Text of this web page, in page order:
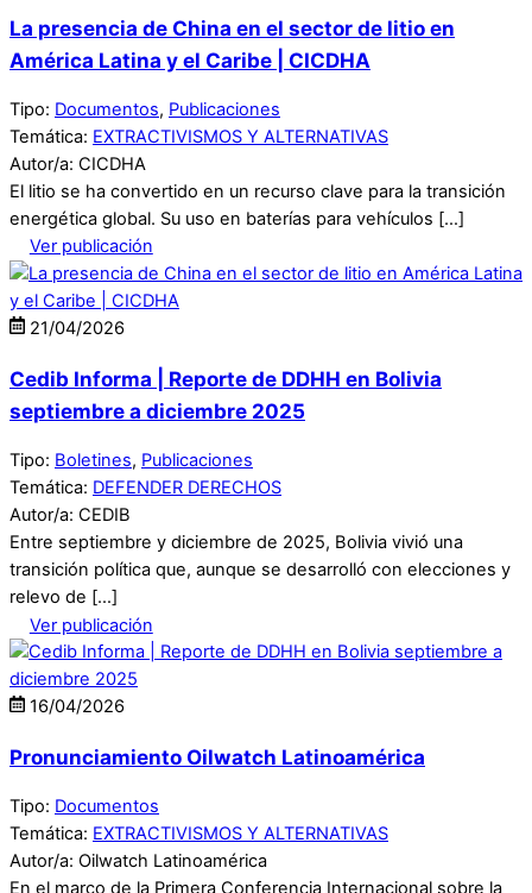
La presencia de China en el sector de litio en
América Latina y el Caribe | CICDHA
Tipo: Documentos, Publicaciones
Temática: EXTRACTIVISMOS Y ALTERNATIVAS
Autor/a: CICDHA
El litio se ha convertido en un recurso clave para la transición
energética global. Su uso en baterías para vehículos […]
Ver publicación
21/04/2026
Cedib Informa | Reporte de DDHH en Bolivia
septiembre a diciembre 2025
Tipo: Boletines, Publicaciones
Temática: DEFENDER DERECHOS
Autor/a: CEDIB
Entre septiembre y diciembre de 2025, Bolivia vivió una
transición política que, aunque se desarrolló con elecciones y
relevo de […]
Ver publicación
16/04/2026
Pronunciamiento Oilwatch Latinoamérica
Tipo: Documentos
Temática: EXTRACTIVISMOS Y ALTERNATIVAS
Autor/a: Oilwatch Latinoamérica
En el marco de la Primera Conferencia Internacional sobre la